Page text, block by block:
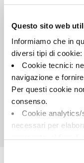
Questo sito web
Informiamo che in
diversi tipi di cookie:
Cookie tecnici:
navigazione e
Per questi cookie
consenso.
Cookie
necessari per
Cookie di
Черный
Фон
Формат:
60.0x60.0